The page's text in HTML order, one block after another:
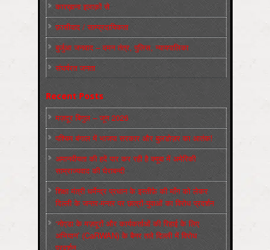
कारख़ाना इलाक़ों से
फ़ासीवाद / साम्‍प्रदायिकता
बुर्जुआ जनवाद – दमन तंत्र, पुलिस, न्‍यायपालिका
संघर्षरत जनता
Recent Posts
मज़दूर बिगुल – जून 2026
पश्चिम बंगाल में भाजपा सरकार और बुलडोज़र का आतंक!
अमानवीयता की हदें पार कर रही है क्यूबा में अमेरिकी
साम्राज्यवाद की घेराबन्दी
शिक्षा मंत्री धर्मेन्द्र प्रधान के इस्तीफ़े की माँग को लेकर
दिल्ली के जन्तर-मन्तर पर छात्रों-युवाओं का विरोध प्रदर्शन
‘नोएडा के मज़दूरों और कार्यकर्ताओं की रिहाई के लिए
अभियान’ (CaRWAN) के बैनर तले दिल्ली में विरोध
प्रदर्शन